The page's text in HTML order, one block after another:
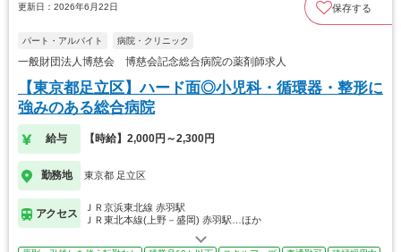
更新日：2026年6月22日 保存する
パート・アルバイト 病院・クリニック
一般財団法人博慈会 博慈会記念総合病院の薬剤師求人
【東京都足立区】ハード面◎小児科・循環器・整形に
強みのある総合病院
給与 【時給】2,000円～2,300円
勤務地 東京都 足立区
アクセス
ＪＲ京浜東北線 赤羽駅
ＪＲ東北本線(上野－盛岡) 赤羽駅…ほか